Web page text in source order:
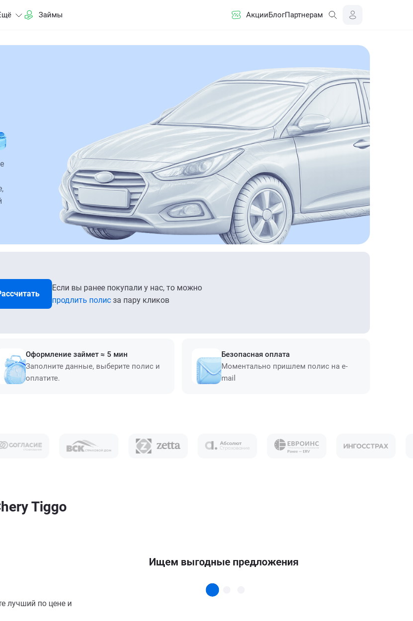
Займы АкцииБлогПартнерам
Если вы ранее покупали у нас, то можно
продлить полис за пару кликов
Оформление займет ≈ 5 мин
Заполните данные, выберите полис и
оплатите.
Безопасная оплата
Моментально пришлем полис на e-
mail
Tiggo
лучший по цене и